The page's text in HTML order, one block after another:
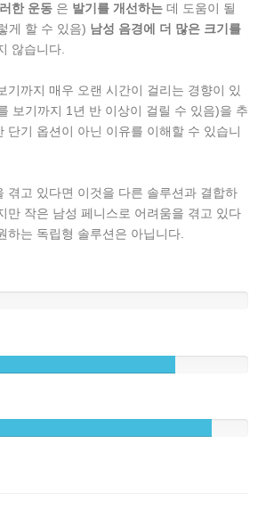
한 운동 은 발기를 개선하는 데 도움이 될
게 할 수 있음) 남성 음경에 더 많은 크기를
않습니다.
기까지 매우 오랜 시간이 걸리는 경향이 있
보기까지 1년 반 이상이 걸릴 수 있음)을 추
단기 옵션이 아닌 이유를 이해할 수 있습니
겪고 있다면 이것을 다른 솔루션과 결합하
만 작은 남성 페니스로 어려움을 겪고 있다
하는 독립형 솔루션은 아닙니다.